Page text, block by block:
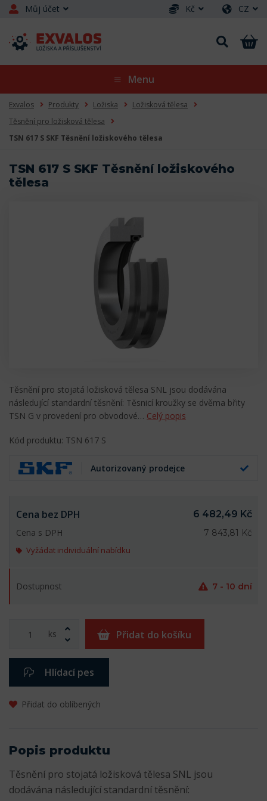
Můj účet Kč CZ
Menu
Exvalos Produkty Ložiska
Ložisková tělesa
Těsnění pro ložisková tělesa
TSN 617 S SKF Těsnění ložiskového tělesa
TSN 617 S SKF Těsnění ložiskového
tělesa
Těsnění pro stojatá ložisková tělesa SNL jsou dodávána
následující standardní těsnění: Těsnicí kroužky se dvěma břity
TSN G v provedení pro obvodové… Celý popis
Kód produktu: TSN 617 S
Autorizovaný prodejce
Cena bez DPH
6 482,49 Kč
Cena s DPH
7 843,81 Kč
Vyžádat individuální nabídku
Dostupnost 7 - 10 dní
ks Přidat do košíku
Hlídací pes
Přidat do oblíbených
Popis produktu
Těsnění pro stojatá ložisková tělesa SNL jsou
dodávána následující standardní těsnění: